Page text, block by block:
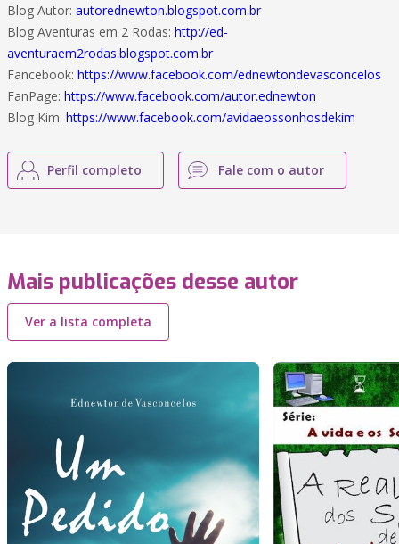
Blog Autor: autorednewton.blogspot.com.br
Blog Aventuras em 2 Rodas: http://ed-
aventuraem2rodas.blogspot.com.br
Fancebook: https://www.facebook.com/ednewtondevasconcelos
FanPage: https://www.facebook.com/autor.ednewton
Blog Kim: https://www.facebook.com/avidaeossonhosdekim
Perfil completo Fale com o autor
Mais publicações desse autor
Ver a lista completa